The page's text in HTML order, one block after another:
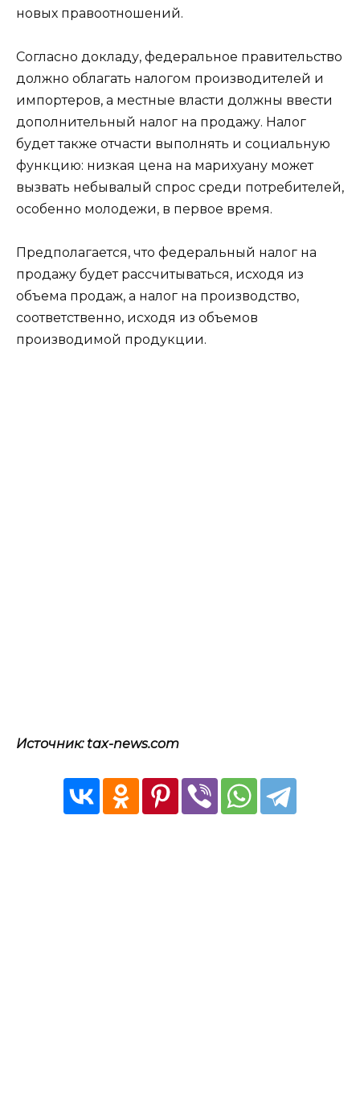
новых правоотношений.
Согласно докладу, федеральное правительство
должно облагать налогом производителей и
импортеров, а местные власти должны ввести
дополнительный налог на продажу. Налог
будет также отчасти выполнять и социальную
функцию: низкая цена на марихуану может
вызвать небывалый спрос среди потребителей,
особенно молодежи, в первое время.
Предполагается, что федеральный налог на
продажу будет рассчитываться, исходя из
объема продаж, а налог на производство,
соответственно, исходя из объемов
производимой продукции.
Источник: tax-news.com